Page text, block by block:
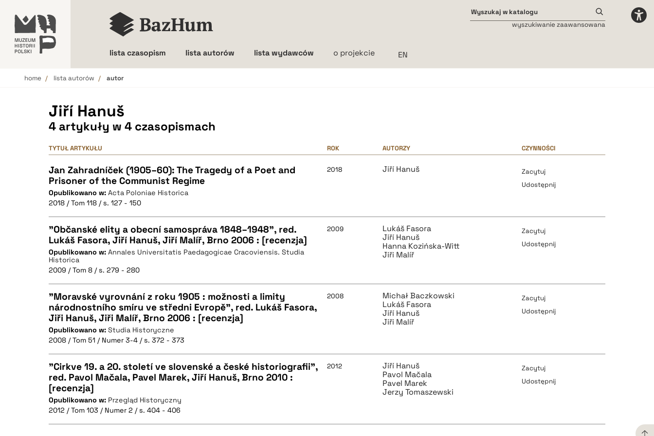
lista czasopism lista autorów lista wydawców o projekcie
wyszukiwanie zaawansowana
home lista autorów autor
Jiří Hanuš
4 artykuły w 4 czasopismach
TYTUŁ ARTYKUŁU ROK AUTORZY CZYNNOŚCI
Jan Zahradníček (1905–60): The Tragedy of a Poet and
Prisoner of the Communist Regime
Opublikowano w: Acta Poloniae Historica
2018 / Tom 118 / s. 127 - 150
2018 Jiří Hanuš
Zacytuj
Udostępnij
CZYSTY TEKST
BIBTEX
"Občanské elity a obecní samospráva 1848–1948", red.
Lukáš Fasora, Jiří Hanuš, Jiří Malíř, Brno 2006 : [recenzja]
Opublikowano w: Annales Universitatis Paedagogicae Cracoviensis. Studia
Historica
2009 / Tom 8 / s. 279 - 280
2009
Lukáš Fasora
Jiří Hanuš
Hanna Kozińska-Witt
Jiři Malíř
Zacytuj
Udostępnij
CZYSTY TEKST
BIBTEX
"Moravské vyrovnání z roku 1905 : možnosti a limity
národnostního smíru ve středni Evropě", red. Lukáš Fasora,
Jiři Hanuš, Jiři Malíř, Brno 2006 : [recenzja]
Opublikowano w: Studia Historyczne
2008 / Tom 51 / Numer 3-4 / s. 372 - 373
2008
Michał Baczkowski
Lukáš Fasora
Jiří Hanuš
Jiři Malíř
Zacytuj
Udostępnij
CZYSTY TEKST
"Cirkve 19. a 20. století ve slovenské a české historiografii",
red. Pavol Mačala, Pavel Marek, Jiří Hanuš, Brno 2010 :
[recenzja]
Opublikowano w: Przegląd Historyczny
2012 / Tom 103 / Numer 2 / s. 404 - 406
2012
Jiří Hanuš
Pavol Mačala
Pavel Marek
Jerzy Tomaszewski
Zacytuj
Udostępnij